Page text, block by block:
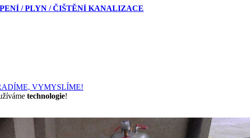
/ PLYN / ČIŠTĚNÍ KANALIZACE
VYMYSLÍME!
technologie!